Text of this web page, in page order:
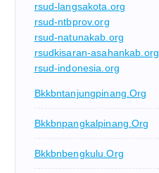
rsud-langsakota.org
rsud-ntbprov.org
rsud-natunakab.org
rsudkisaran-asahankab.org
rsud-indonesia.org
Bkkbntanjungpinang.org
Bkkbnpangkalpinang.org
Bkkbnbengkulu.org